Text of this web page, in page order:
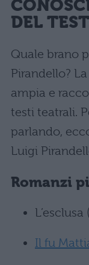
DEL
Quale brano
Pirandello?
ampia e
testi teatrali.
parlando,
Luigi
Romanzi
L’esclusa
Il fu